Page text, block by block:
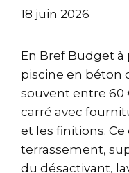
18 juin 2026
En Bref Budget à
piscine en béton
souvent entre 60
carré avec
et les finitions.
terrassement,
du désactivant,